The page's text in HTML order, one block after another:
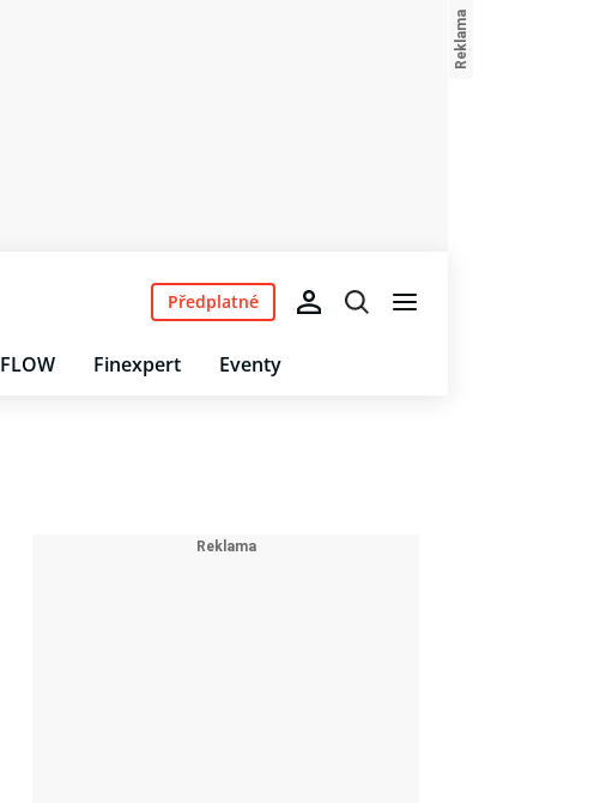
FLOW Finexpert Eventy
Předplatné